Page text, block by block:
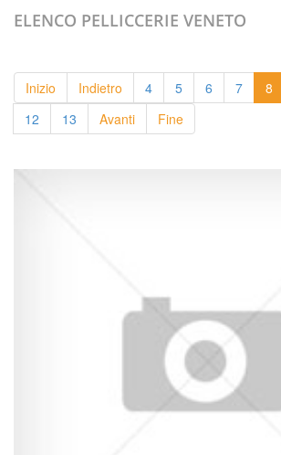
ELENCO PELLICCERIE VENETO
Inizio Indietro 4 5 6 7 8
12
13 Avanti Fine